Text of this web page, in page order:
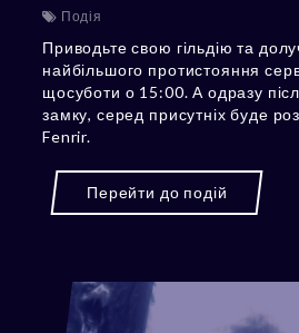
Подія
Приводьте свою гільдію та
найбільшого протистояння
щосуботи о 15:00. А одразу
замку, серед присутніх буде
Fenrir.
Перейти до подій